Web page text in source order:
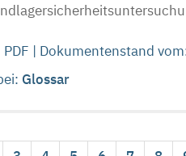
PDF | Dokumentenstand
Glossar